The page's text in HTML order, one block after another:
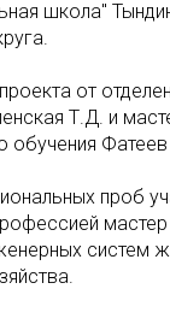
школа"
от
Т.Д. и
обучения
проб
систем